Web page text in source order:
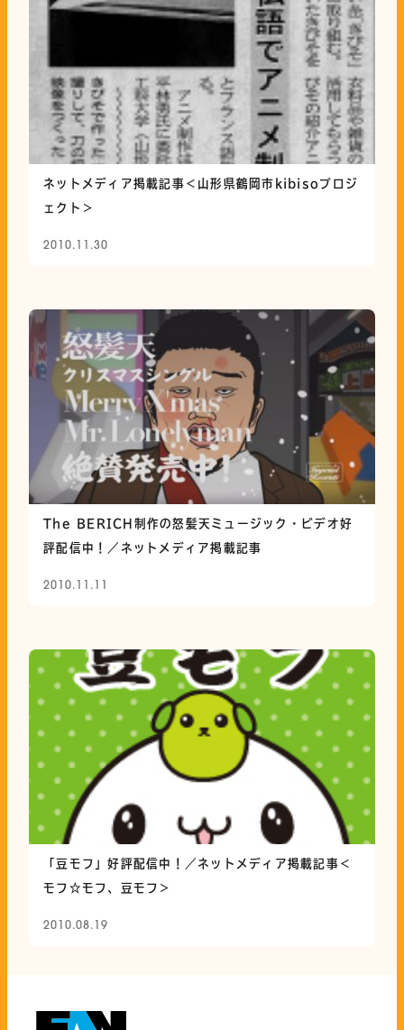
ネットメディア掲載記事＜山形県鶴岡市kibisoプロジ
ェクト＞
2010.11.30
The BERICH制作の怒髪天ミュージック・ビデオ好
評配信中！／ネットメディア掲載記事
2010.11.11
「豆モフ」好評配信中！／ネットメディア掲載記事＜
モフ☆モフ、豆モフ＞
2010.08.19